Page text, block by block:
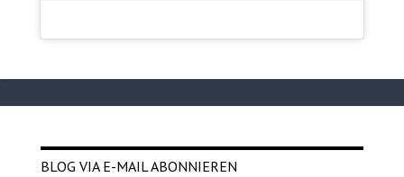
BLOG VIA E-MAIL ABONNIEREN